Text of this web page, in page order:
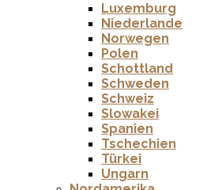
Luxemburg
Niederlande
Norwegen
Polen
Schottland
Schweden
Schweiz
Slowakei
Spanien
Tschechien
Türkei
Ungarn